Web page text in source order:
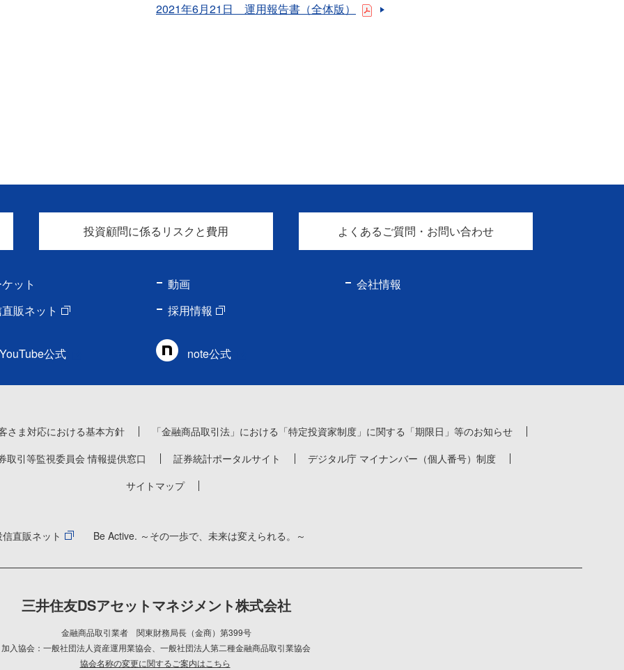
2021年6月21日 運用報告書（全体版）
投資顧問に係るリスクと費用 よくあるご質問・お問い合わせ
ット 動画
会社情報
販ネット 採用情報
YouTube公式 note公式
さま対応における基本方針
「金融商品取引法」における「特定投資家制度」に関する「期限日」等のお知らせ
取引等監視委員会 情報提供窓口 証券統計ポータルサイト
デジタル庁 マイナンバー（個人番号）制度
サイトマップ
信直販ネット Be Active. ～その一歩で、未来は変えられる。～
三井住友DSアセットマネジメント株式会社
金融商品取引業者 関東財務局長（金商）第399号
加入協会：一般社団法人資産運用業協会
一般社団法人第二種金融商品取引業協会
協会名称の変更に関するご案内はこちら